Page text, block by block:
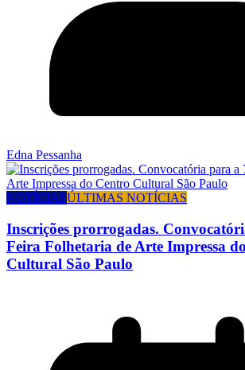
Edna Pessanha
NOTÍCIASÚLTIMAS NOTÍCIAS
Inscrições prorrogadas.
Feira Folhetaria de Arte Impressa
Cultural São Paulo